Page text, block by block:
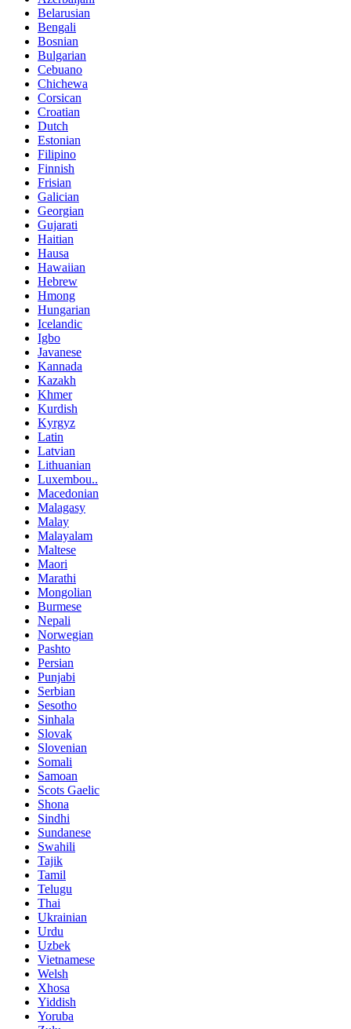
Belarusian
Bengali
Bosnian
Bulgarian
Cebuano
Chichewa
Corsican
Croatian
Dutch
Estonian
Filipino
Finnish
Frisian
Galician
Georgian
Gujarati
Haitian
Hausa
Hawaiian
Hebrew
Hmong
Hungarian
Icelandic
Igbo
Javanese
Kannada
Kazakh
Khmer
Kurdish
Kyrgyz
Latin
Latvian
Lithuanian
Luxembou..
Macedonian
Malagasy
Malay
Malayalam
Maltese
Maori
Marathi
Mongolian
Burmese
Nepali
Norwegian
Pashto
Persian
Punjabi
Serbian
Sesotho
Sinhala
Slovak
Slovenian
Somali
Samoan
Scots Gaelic
Shona
Sindhi
Sundanese
Swahili
Tajik
Tamil
Telugu
Thai
Ukrainian
Urdu
Uzbek
Vietnamese
Welsh
Xhosa
Yiddish
Yoruba